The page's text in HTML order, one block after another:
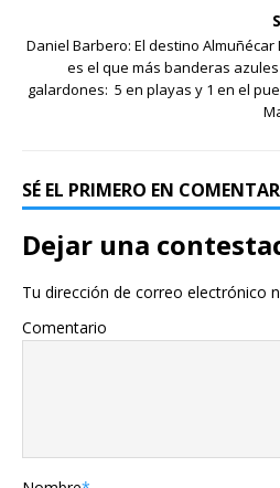
Daniel Barbero: El destino Almuñécar
es el que más banderas
galardones: 5 en playas y 1 en el
SÉ EL PRIMERO EN COMENTAR
Dejar una
Tu dirección de correo electrónico
Comentario